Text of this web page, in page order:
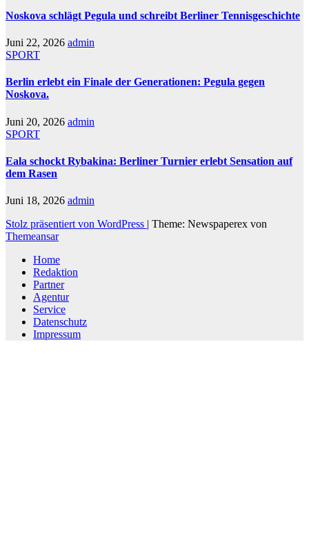
Noskova schlägt Pegula und schreibt Berliner Tennisgeschichte
Juni 22, 2026 admin
SPORT
Berlin erlebt ein Finale der Generationen: Pegula gegen
Noskova.
Juni 20, 2026 admin
SPORT
Eala schockt Rybakina: Berliner Turnier erlebt Sensation auf
dem Rasen
Juni 18, 2026 admin
Stolz präsentiert von WordPress | Theme: Newspaperex von
Themeansar
Home
Redaktion
Partner
Agentur
Service
Datenschutz
Impressum